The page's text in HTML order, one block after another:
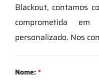
Blackout, contamos
comprometida
personalizado. Nos
Nome:*